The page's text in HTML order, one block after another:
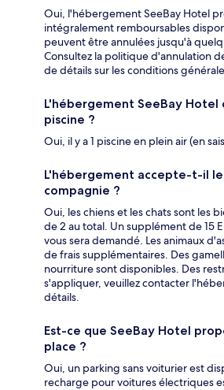
Oui, l'hébergement SeeBay Hotel
intégralement remboursables
peuvent être annulées jusqu'à
Consultez la politique d'annulation
de détails sur les conditions
L'hébergement SeeBay
piscine ?
Oui, il y a 1 piscine en plein air (en
L'hébergement accepte-t-il
compagnie ?
Oui, les chiens et les chats sont les
de 2 au total. Un supplément de 15
vous sera demandé. Les animaux
de frais supplémentaires. Des
nourriture sont disponibles. Des
s'appliquer, veuillez contacter
détails.
Est-ce que SeeBay Hotel
place ?
Oui, un parking sans voiturier est
recharge pour voitures électriques